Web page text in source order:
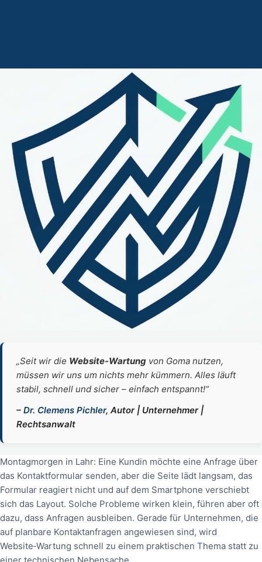
„Seit wir die Website‑Wartung von Goma nutzen,
müssen wir uns um nichts mehr kümmern. Alles läuft
stabil, schnell und sicher – einfach entspannt!“
– Dr. Clemens Pichler, Autor | Unternehmer |
Rechtsanwalt
Montagmorgen in Lahr: Eine Kundin möchte eine Anfrage über
das Kontaktformular senden, aber die Seite lädt langsam, das
Formular reagiert nicht und auf dem Smartphone verschiebt
sich das Layout. Solche Probleme wirken klein, führen aber oft
dazu, dass Anfragen ausbleiben. Gerade für Unternehmen, die
auf planbare Kontaktanfragen angewiesen sind, wird
Website‑Wartung schnell zu einem praktischen Thema statt zu